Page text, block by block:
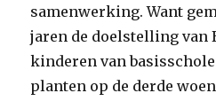
samenwerking. Want
jaren de doelstelling van
kinderen van
planten op de derde